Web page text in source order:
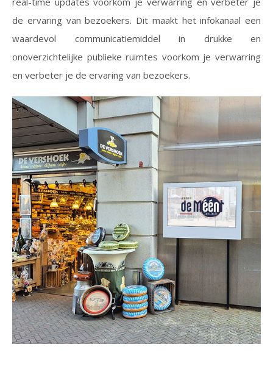
de ervaring van bezoekers. Dit maakt het infokanaal een
waardevol communicatiemiddel in drukke en
onoverzichtelijke publieke ruimtes voorkom je verwarring
en verbeter je de ervaring van bezoekers.